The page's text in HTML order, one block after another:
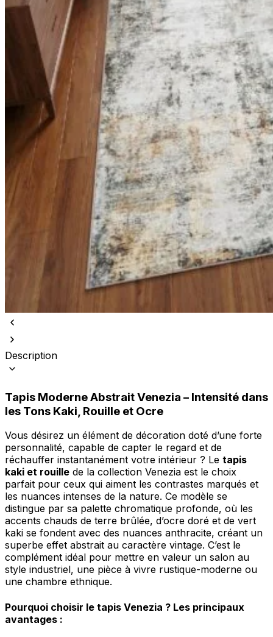
Description
Tapis Moderne Abstrait Venezia – Intensité dans
les Tons Kaki, Rouille et Ocre
Vous désirez un élément de décoration doté d’une forte
personnalité, capable de capter le regard et de
réchauffer instantanément votre intérieur ? Le tapis
kaki et rouille de la collection Venezia est le choix
parfait pour ceux qui aiment les contrastes marqués et
les nuances intenses de la nature. Ce modèle se
distingue par sa palette chromatique profonde, où les
accents chauds de terre brûlée, d’ocre doré et de vert
kaki se fondent avec des nuances anthracite, créant un
superbe effet abstrait au caractère vintage. C’est le
complément idéal pour mettre en valeur un salon au
style industriel, une pièce à vivre rustique-moderne ou
une chambre ethnique.
Pourquoi choisir le tapis Venezia ? Les principaux
avantages :